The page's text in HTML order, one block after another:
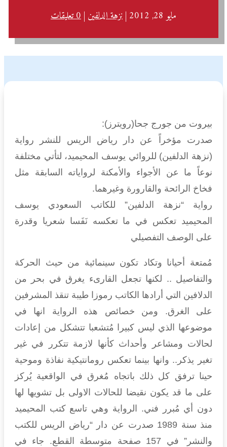
مايو 28, 2012 |نزهة الدلفين |0 تعليقات
بيروت من جورج جحا(رويترز):
صدرت مؤخراً عن دار رياض الريس للنشر رواية
(نزهة الدلفين) للروائي يوسف المحيميد، لتأتي مختلفة
نوعاً ما عن الأجواء والأمكنة لرواياته السابقة مثل
فخاخ الرائحة والقارورة وغيرهما.
رواية “نزهة الدلفين” للكاتب السعودي يوسف
المحيميد تعكس في ما تعكسه نَفَسا شعريا وقدرة
على الوصف التفصيلي
مُمتعة أحيانا وتكاد تكون سينمائية من حيث الحركة
والتفاصيل .. لكنها تجعل القارىء يغرق في بحر من
الدلافين التي أرادها الكاتب رموزا طيبة تنقذ المشرفين
على الغرق. ومن خصائص هذه الرواية انها في
موضوعها الذي ليس كبيرا مُتشعبا تتشكل من إعادات
لحالات ومشاعر وأحداث كأنها لازمة تتكرر في غير
تغير يذكر.. وانها بينما تعكس رومانتيكية نفاذة وموحية
حينا ترفق كل ذلك باتجاه مُغرق في الواقعية يُركز
على ما قد يكون نقيضا للحالات الاولى بل تشويها لها
دون أي مُبرر فني. الرواية وهي تاسع كتب المحيميد
منذ سنة 1989 صدرت عن دار “رياض الريس للكتب
والنشر” في 157 صفحة متوسطة القطع. جاء في